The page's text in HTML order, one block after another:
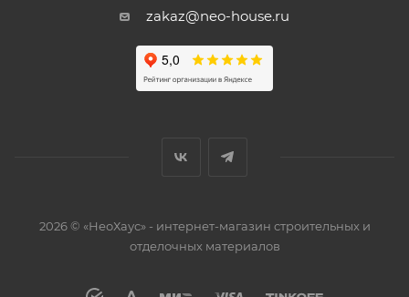
zakaz@neo-house.ru
2026 © «НеоХаус» - интернет-магазин строительных и
отделочных материалов